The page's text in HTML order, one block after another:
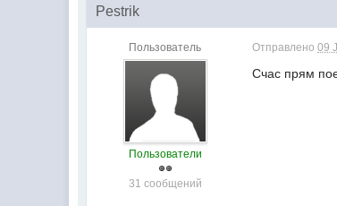
Pestrik
Пользователь
Пользователи
31 сообщений
Отправлено09
Счас прям